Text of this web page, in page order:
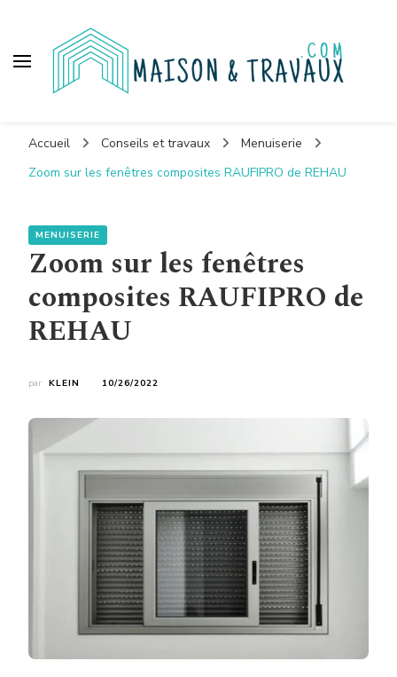
Accueil Conseils et travaux
Menuiserie
Zoom sur les fenêtres composites RAUFIPRO de REHAU
MENUISERIE
Zoom sur les fenêtres
composites RAUFIPRO de
REHAU
par KLEIN 10/26/2022